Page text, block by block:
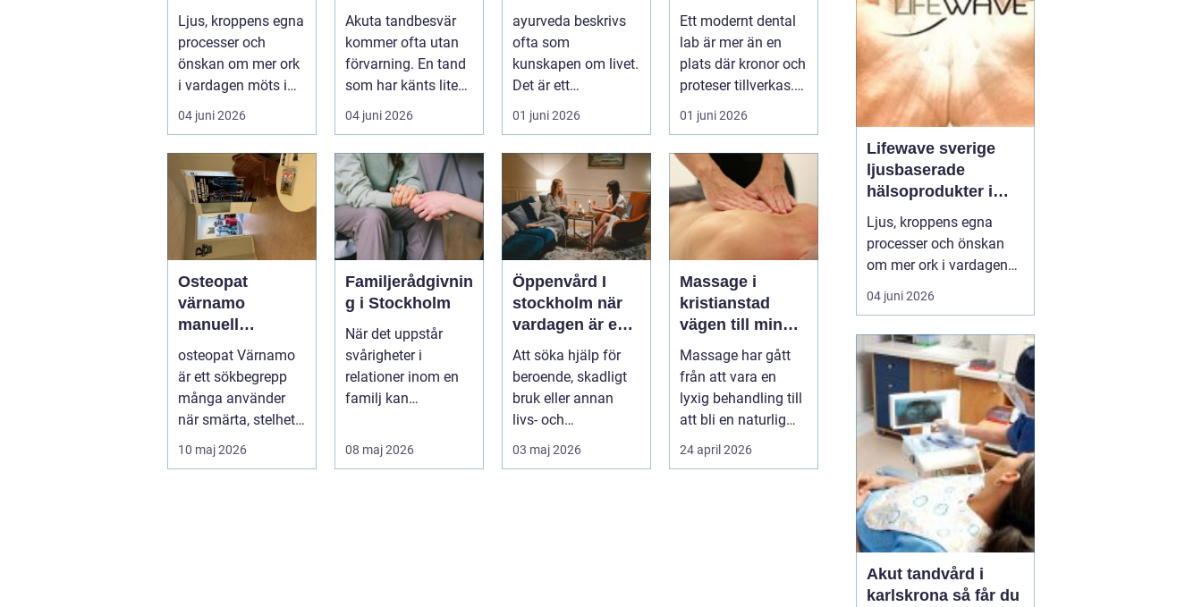
hälsoprodukter i
fokus
Ljus, kroppens egna
processer och
önskan om mer ork
i vardagen möts i
ett växande intresse
för fotot...
04 juni 2026
hjälp när tanden
krisar
Akuta tandbesvär
kommer ofta utan
förvarning. En tand
som har känts lite
öm kan plötsligt
göra så on...
04 juni 2026
vardag
ayurveda beskrivs
ofta som
kunskapen om livet.
Det är ett
hälsosystem som
betonar balans,
helhet och...
01 juni 2026
hållbara leenden
Ett modernt dental
lab är mer än en
plats där kronor och
proteser tillverkas.
Det är en teknisk
och ...
01 juni 2026
Osteopat
värnamo
manuell
behandling för
minskad smärta
och Ökad
rörlighet
osteopat Värnamo
är ett sökbegrepp
många använder
när smärta, stelhet
eller återkommande
värk börjar...
10 maj 2026
Familjerådgivnin
g i Stockholm
När det uppstår
svårigheter i
relationer inom en
familj kan
08 maj 2026
Öppenvård I
stockholm när
vardagen är en
del av
behandlingen
Att söka hjälp för
beroende, skadligt
bruk eller annan
livs- och
beteendeproblemati
k är ett stort st...
03 maj 2026
Massage i
kristianstad
vägen till mindre
stress och mer
energi i
vardagen
Massage har gått
från att vara en
lyxig behandling till
att bli en naturlig
del av en hållbar
livsst...
24 april 2026
det inte längre bara om
s...
Lifewave sverige
ljusbaserade
hälsoprodukter i
fokus
Ljus, kroppens egna
processer och önskan
om mer ork i vardagen
möts i ett växande
intresse för fototerapi
Sverige söker många
efter skonsamma
metoder som kan stödja
återhämtning, energi och
allmänt välbefinnande
utan ingrepp eller...
04 juni 2026
Akut tandvård i
karlskrona så får du